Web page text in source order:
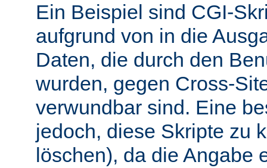
Ein Beispiel sind CGI-
aufgrund von in die
Daten, die durch den
wurden, gegen Cross-
verwundbar sind. Eine
jedoch, diese Skripte zu
löschen), da die Angabe